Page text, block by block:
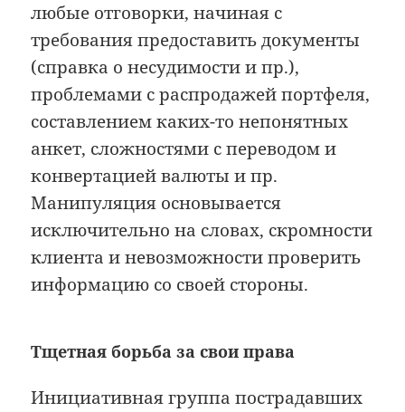
любые отговорки, начиная с
требования предоставить документы
(справка о несудимости и пр.),
проблемами с распродажей портфеля,
составлением каких-то непонятных
анкет, сложностями с переводом и
конвертацией валюты и пр.
Манипуляция основывается
исключительно на словах, скромности
клиента и невозможности проверить
информацию со своей стороны.
Тщетная борьба за свои права
Инициативная группа пострадавших